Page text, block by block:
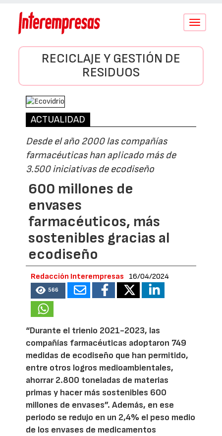
Conmutar
RECICLAJE Y GESTIÓN DE
RESIDUOS
ACTUALIDAD
Desde el año 2000 las compañías
farmacéuticas han aplicado más de
3.500 iniciativas de ecodiseño
600 millones de
envases
farmacéuticos, más
sostenibles gracias al
ecodiseño
Redacción Interempresas 16/04/2024
566
“Durante el trienio 2021-2023, las
compañías farmacéuticas adoptaron 749
medidas de ecodiseño que han permitido,
entre otros logros medioambientales,
ahorrar 2.800 toneladas de materias
primas y hacer más sostenibles 600
millones de envases”. Además, en ese
periodo se redujo en un 2,4% el peso medio
de los envases de medicamentos